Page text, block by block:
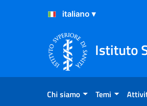
Salta al Contenuto
Salta al Footer
Istituto
Chi siamo Temi